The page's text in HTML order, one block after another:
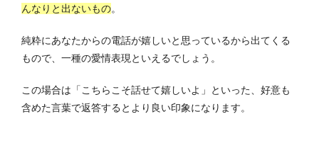
んなりと出ないもの。
純粋にあなたからの電話が嬉しいと思っているから出てくる
もので、一種の愛情表現といえるでしょう。
この場合は「こちらこそ話せて嬉しいよ」といった、好意も
含めた言葉で返答するとより良い印象になります。